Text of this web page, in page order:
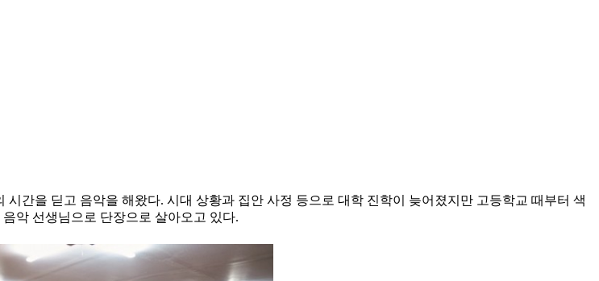
간을 딛고 음악을 해왔다. 시대 상황과 집안 사정 등으로 대학 진학이 늦어졌지만 고등학교 때부터 색
악 선생님으로 단장으로 살아오고 있다.